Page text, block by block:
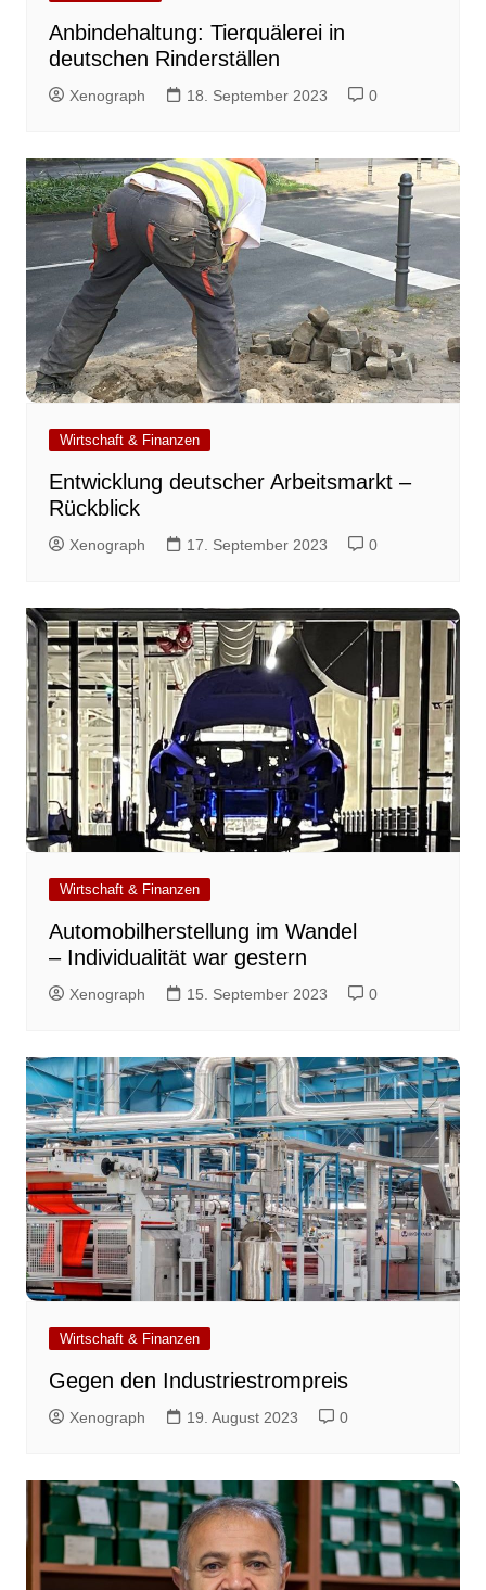
Anbindehaltung: Tierquälerei in
deutschen Rinderställen
Xenograph 18. September 2023 0
Wirtschaft & Finanzen
Entwicklung deutscher Arbeitsmarkt –
Rückblick
Xenograph 17. September 2023 0
Wirtschaft & Finanzen
Automobilherstellung im Wandel
– Individualität war gestern
Xenograph 15. September 2023 0
Wirtschaft & Finanzen
Gegen den Industriestrompreis
Xenograph 19. August 2023 0